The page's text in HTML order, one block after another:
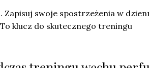
Zapisuj swoje spostrzeżenia w
klucz do skutecznego treningu